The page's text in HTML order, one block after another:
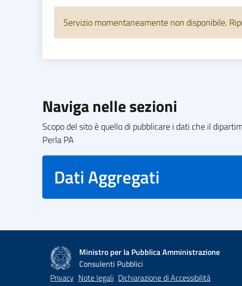
Servizio momentaneamente non disponibile.
Naviga nelle sezioni
Scopo del sito è quello di pubblicare i dati che il
Perla PA
Dati Aggregati
Ministro per la Pubblica Amministrazione
Consulenti Pubblici
Privacy Note legali Dichiarazione di Accessibilità